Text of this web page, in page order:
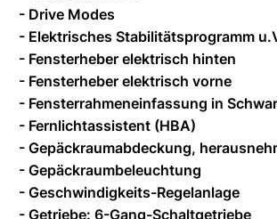
- Drive Modes
- Elektrisches Stabilitätsprogramm
- Fensterheber elektrisch hinten
- Fensterheber elektrisch vorne
- Fensterrahmeneinfassung in
- Fernlichtassistent (HBA)
- Gepäckraumabdeckung,
- Gepäckraumbeleuchtung
- Geschwindigkeits-Regelanlage
- Getriebe: 6-Gang-Schaltgetriebe